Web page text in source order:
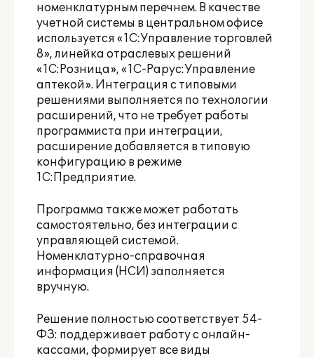
номенклатурным перечнем. В качестве
учетной системы в центральном офисе
используется «1С:Управление торговлей
8», линейка отраслевых решений
«1С:Розница», «1С-Рарус:Управление
аптекой». Интеграция с типовыми
решениями выполняется по технологии
расширений, что не требует работы
программиста при интеграции,
расширение добавляется в типовую
конфигурацию в режиме
1С:Предприятие.
Программа также может работать
самостоятельно, без интеграции с
управляющей системой.
Номенклатурно-справочная
информация (НСИ) заполняется
вручную.
Решение полностью соответствует 54-
ФЗ: поддерживает работу с онлайн-
кассами, формирует все виды